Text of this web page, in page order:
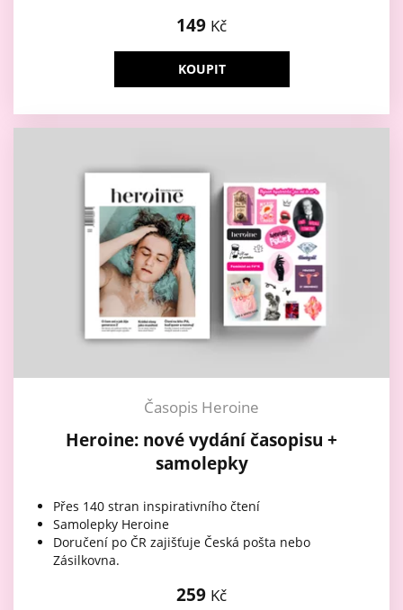
149 Kč
KOUPIT
Časopis Heroine
Heroine: nové vydání časopisu +
samolepky
Přes 140 stran inspirativního čtení
Samolepky Heroine
Doručení po ČR zajišťuje Česká pošta nebo
Zásilkovna.
259 Kč